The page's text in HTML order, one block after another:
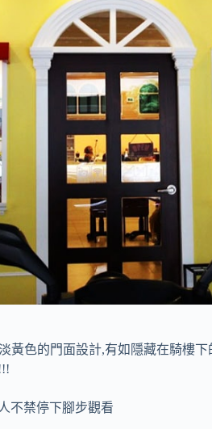
黃色的門面設計,有如隱藏在騎樓
不禁停下腳步觀看